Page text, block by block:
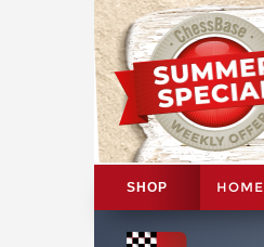
SHOP HOME